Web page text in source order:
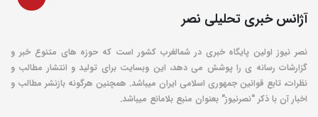
آژانس خبری تحلیلی نصر
نصر نیوز اولین پایگاه خبری در شمالغرب کشور است که حوزه های متنوع خبر و
گزارشات رسانه ی را پوشش می دهد، این وبسایت برای تولید و انتشار مطالب و
نظرات، تابع قوانین جمهوری اسلامی ایران میباشد. همچنین هرگونه بازنشر مطالب و
اخبار آن با ذکر "نصرنیوز" بعنوان منبع بلامانع میباشد.